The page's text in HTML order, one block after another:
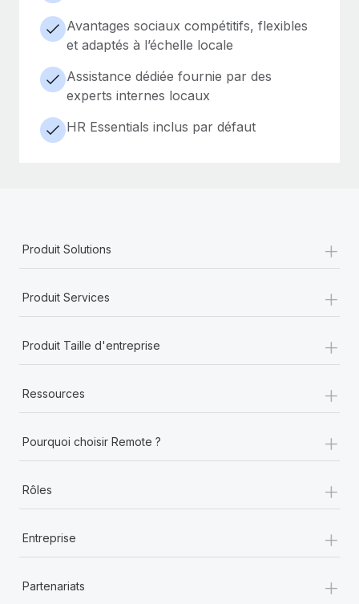
Avantages sociaux compétitifs, flexibles
et adaptés à l’échelle locale
Assistance dédiée fournie par des
experts internes locaux
HR Essentials inclus par défaut
Produit Solutions +
Produit Services +
Produit Taille d'entreprise +
Ressources +
Pourquoi choisir Remote ? +
Rôles +
Entreprise +
Partenariats +